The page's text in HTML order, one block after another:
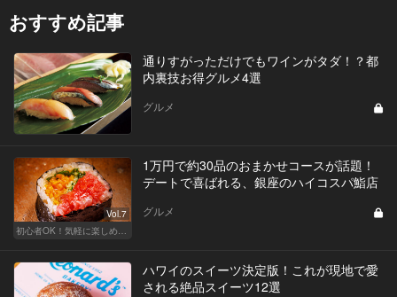
おすすめ記事
通りすがっただけでもワインがタダ！？都
内裏技お得グルメ4選
グルメ
Vol.7
初心者OK！気軽に楽しめる鮨の人気店
1万円で約30品のおまかせコースが話題！
デートで喜ばれる、銀座のハイコスパ鮨店
グルメ
ハワイのスイーツ決定版！これが現地で愛
される絶品スイーツ12選